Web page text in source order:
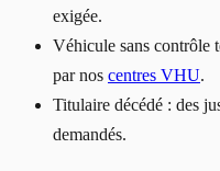
exigée.
Véhicule sans contrôle
par nos centres VHU.
Titulaire décédé : des
demandés.